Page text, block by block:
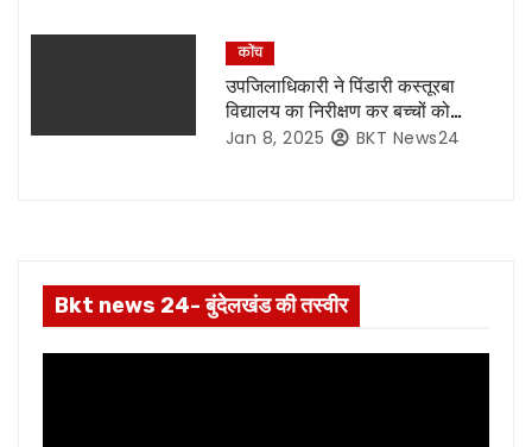
कोंच
उपजिलाधिकारी ने पिंडारी कस्तूरबा
विद्यालय का निरीक्षण कर बच्चों को
इतिहास विषय पढ़ाया रिपोर्ट – संजय
Jan 8, 2025 BKT News24
Bkt news 24- बुंदेलखंड की तस्वीर